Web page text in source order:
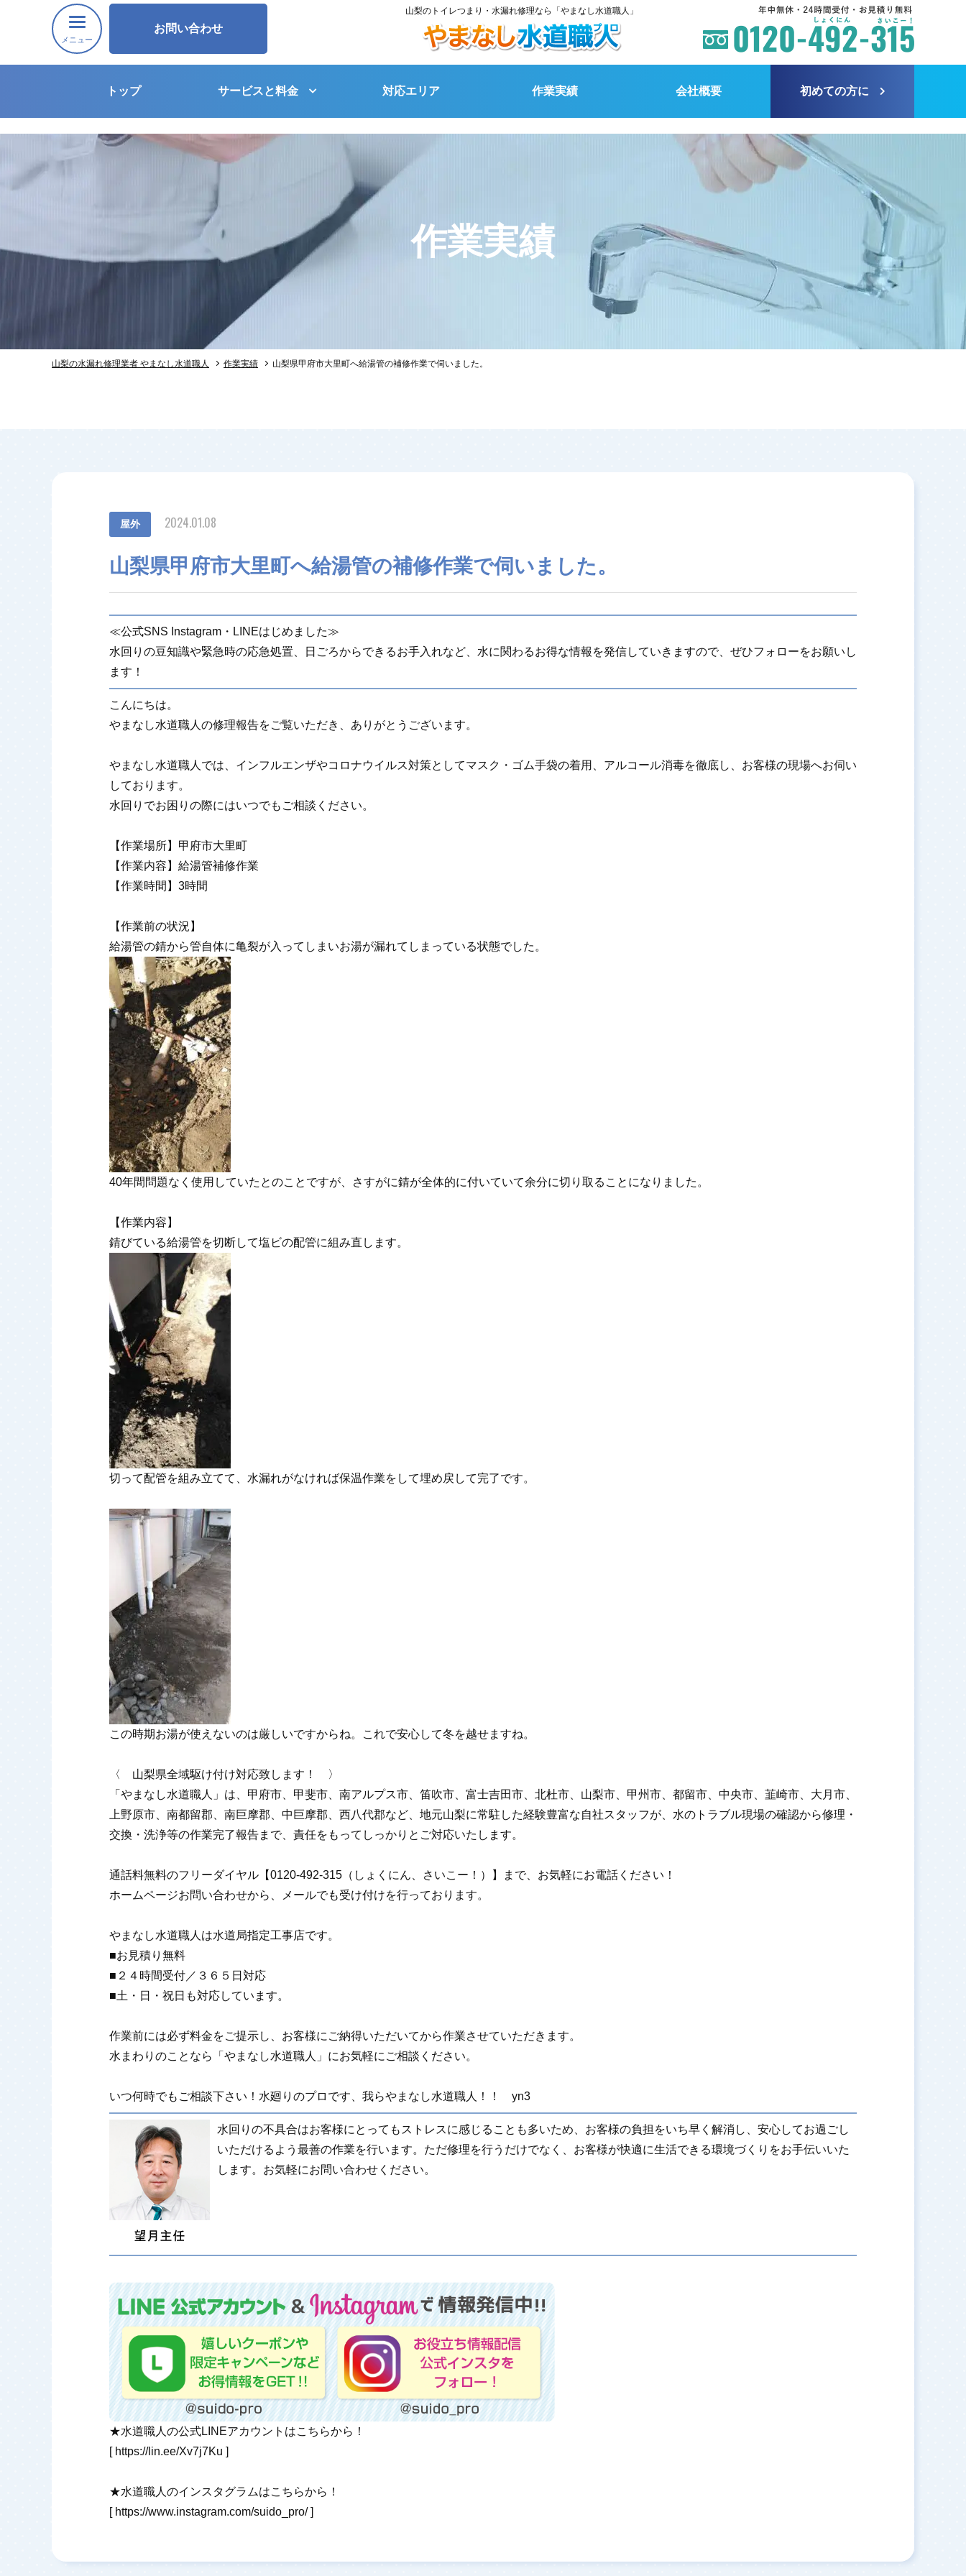
メニュー
お問い合わせ
山梨のトイレつまり・水漏れ修理なら「やまなし水道職人」
トップ サービスと料金 対応エリア 作業実績 会社概要 初めての方に
作業実績
山梨の水漏れ修理業者 やまなし水道職人 作業実績 山梨県甲府市大里町へ給湯管の補修作業で伺いました。
屋外 2024.01.08
山梨県甲府市大里町へ給湯管の補修作業で伺いました。
≪公式SNS Instagram・LINEはじめました≫
水回りの豆知識や緊急時の応急処置、日ごろからできるお手入れなど、水に関わるお得な情報を発信していきますので、ぜひフォローをお願いし
ます！
こんにちは。
やまなし水道職人の修理報告をご覧いただき、ありがとうございます。
やまなし水道職人では、インフルエンザやコロナウイルス対策としてマスク・ゴム手袋の着用、アルコール消毒を徹底し、お客様の現場へお伺い
しております。
水回りでお困りの際にはいつでもご相談ください。
【作業場所】甲府市大里町
【作業内容】給湯管補修作業
【作業時間】3時間
【作業前の状況】
給湯管の錆から管自体に亀裂が入ってしまいお湯が漏れてしまっている状態でした。
40年間問題なく使用していたとのことですが、さすがに錆が全体的に付いていて余分に切り取ることになりました。
【作業内容】
錆びている給湯管を切断して塩ビの配管に組み直します。
切って配管を組み立てて、水漏れがなければ保温作業をして埋め戻して完了です。
この時期お湯が使えないのは厳しいですからね。これで安心して冬を越せますね。
〈 山梨県全域駆け付け対応致します！ 〉
「やまなし水道職人」は、甲府市、甲斐市、南アルプス市、笛吹市、富士吉田市、北杜市、山梨市、甲州市、都留市、中央市、韮崎市、大月市、
上野原市、南都留郡、南巨摩郡、中巨摩郡、西八代郡など、地元山梨に常駐した経験豊富な自社スタッフが、水のトラブル現場の確認から修理・
交換・洗浄等の作業完了報告まで、責任をもってしっかりとご対応いたします。
通話料無料のフリーダイヤル【0120-492-315（しょくにん、さいこー！）】まで、お気軽にお電話ください！
ホームページお問い合わせから、メールでも受け付けを行っております。
やまなし水道職人は水道局指定工事店です。
■お見積り無料
■２４時間受付／３６５日対応
■土・日・祝日も対応しています。
作業前には必ず料金をご提示し、お客様にご納得いただいてから作業させていただきます。
水まわりのことなら「やまなし水道職人」にお気軽にご相談ください。
いつ何時でもご相談下さい！水廻りのプロです、我らやまなし水道職人！！ yn3
水回りの不具合はお客様にとってもストレスに感じることも多いため、お客様の負担をいち早く解消し、安心してお過ごし
いただけるよう最善の作業を行います。ただ修理を行うだけでなく、お客様が快適に生活できる環境づくりをお手伝いいた
します。お気軽にお問い合わせください。
★水道職人の公式LINEアカウントはこちらから！
[ https://lin.ee/Xv7j7Ku ]
★水道職人のインスタグラムはこちらから！
[ https://www.instagram.com/suido_pro/]